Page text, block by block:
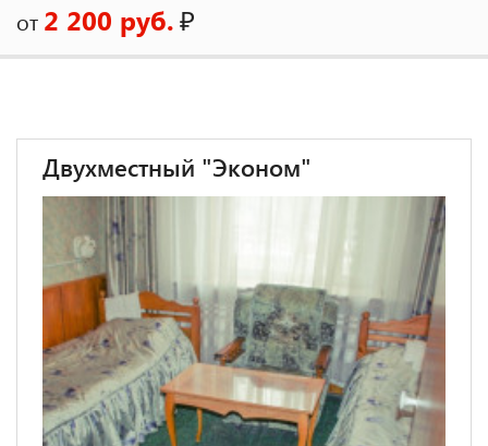
от 2 200 руб.₽
Двухместный "Эконом"